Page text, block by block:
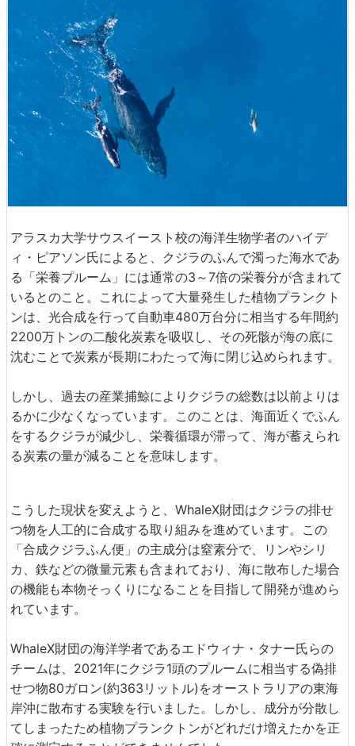
アラスカ大学サウスイースト校の海洋生物学者のハイデ
ィ・ピアソン氏によると、クジラのふんで濁った海水であ
る「栄養プルーム」には通常の3～7倍の栄養分が含まれて
いるとのこと。これによって大量発生した植物プランクト
ンは、光合成を行って自動車480万台分に相当する年間約
2200万トンの二酸化炭素を吸収し、その死骸が海の底に
沈むことで炭素が長期にわたって海に閉じ込められます。
しかし、過去の産業捕鯨によりクジラの総数は以前よりは
るかに少なくなっています。このことは、海面近くでふん
をするクジラが減少し、栄養循環が滞って、海が蓄えられ
る炭素の量が減ることを意味します。
こうした現状を変えようと、WhaleX財団はクジラの排せ
つ物を人工的に合成する取り組みを進めています。この
「合成クジラふん便」の主成分は窒素分で、リンやシリ
カ、鉄などの微量元素も含まれており、海に散布した場合
の機能も本物そっくりになることを目指して開発が進めら
れています。
WhaleX財団の海洋学者であるエドウィナ・タナー氏らの
チームは、2021年にクジラ1頭のプルームに相当する偽排
せつ物80ガロン(約363リットル)をオーストラリアの東海
岸沖に散布する実験を行いました。しかし、成分が分散し
てしまったため植物プランクトンがどれだけ増えたかを正